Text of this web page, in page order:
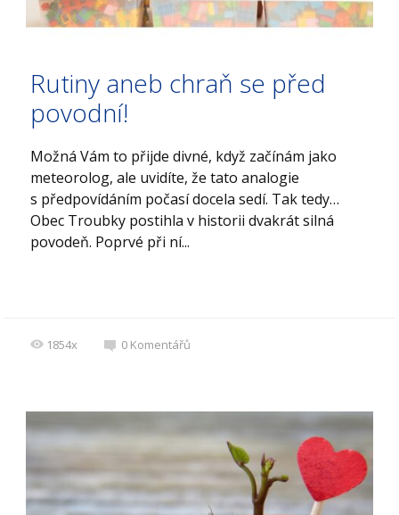
Rutiny aneb chraň se před
povodní!
Možná Vám to přijde divné, když začínám jako
meteorolog, ale uvidíte, že tato analogie
s předpovídáním počasí docela sedí. Tak tedy…
Obec Troubky postihla v historii dvakrát silná
povodeň. Poprvé při ní...
1854x 0 Komentářů